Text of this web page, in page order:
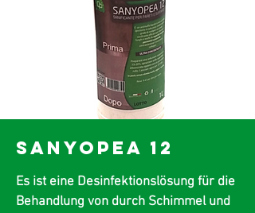
SANYOPEA 12
Es ist eine Desinfektionslösung für die
Behandlung von durch Schimmel und